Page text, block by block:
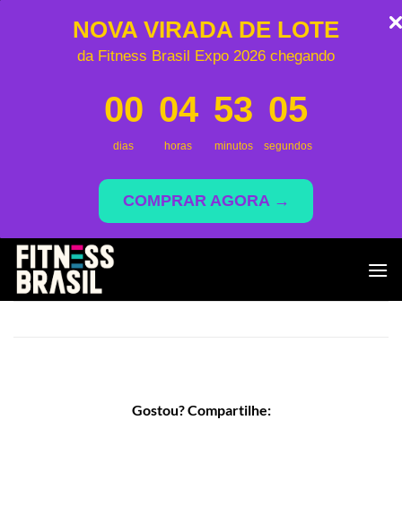
NOVA VIRADA DE LOTE
da Fitness Brasil Expo 2026 chegando
00
dias
04
horas
53
minutos
05
segundos
COMPRAR AGORA →
Skip
content
Gostou? Compartilhe: